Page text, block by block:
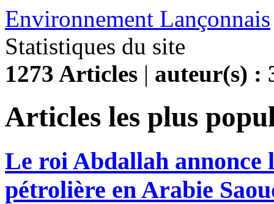
Environnement Lançonnais
Statistiques du site
1273 Articles | auteur(s) :
Articles les plus
Le roi Abdallah annonce
pétrolière en Arabie